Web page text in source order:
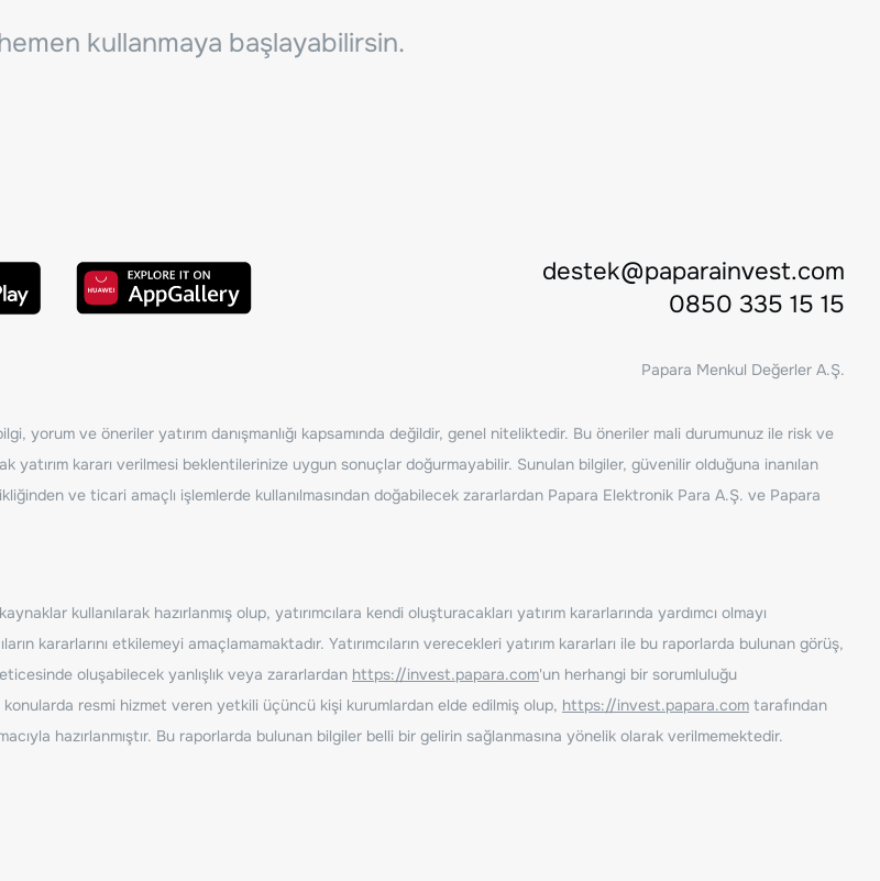
kullanmaya başlayabilirsin.
destek@paparainvest.com
0850 335 15 15
Papara Menkul Değerler A.Ş.
yorum ve öneriler yatırım danışmanlığı kapsamında değildir, genel niteliktedir. Bu öneriler mali durumunuz ile risk ve
kararı verilmesi beklentilerinize uygun sonuçlar doğurmayabilir. Sunulan bilgiler, güvenilir olduğuna inanılan
ve ticari amaçlı işlemlerde kullanılmasından doğabilecek zararlardan Papara Elektronik Para A.Ş. ve Papara
kullanılarak hazırlanmış olup, yatırımcılara kendi oluşturacakları yatırım kararlarında yardımcı olmayı
kararlarını etkilemeyi amaçlamamaktadır. Yatırımcıların verecekleri yatırım kararları ile bu raporlarda bulunan görüş,
oluşabilecek yanlışlık veya zararlardan https://invest.papara.com'un herhangi bir sorumluluğu
resmi hizmet veren yetkili üçüncü kişi kurumlardan elde edilmiş olup, https://invest.papara.com tarafından
hazırlanmıştır. Bu raporlarda bulunan bilgiler belli bir gelirin sağlanmasına yönelik olarak verilmemektedir.